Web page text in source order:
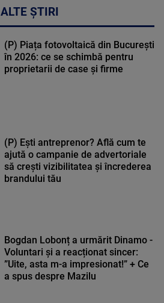
ALTE ȘTIRI
(P) Piața fotovoltaică din București
în 2026: ce se schimbă pentru
proprietarii de case și firme
(P) Ești antreprenor? Află cum te
ajută o campanie de advertoriale
să crești vizibilitatea și încrederea
brandului tău
Bogdan Lobonț a urmărit Dinamo -
Voluntari și a reacționat sincer:
”Uite, asta m-a impresionat!” + Ce
a spus despre Mazilu